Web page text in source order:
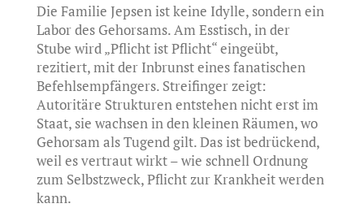
Die Familie Jepsen ist keine Idylle, sondern ein
Labor des Gehorsams. Am Esstisch, in der
Stube wird „Pflicht ist Pflicht“ eingeübt,
rezitiert, mit der Inbrunst eines fanatischen
Befehlsempfängers. Streifinger zeigt:
Autoritäre Strukturen entstehen nicht erst im
Staat, sie wachsen in den kleinen Räumen, wo
Gehorsam als Tugend gilt. Das ist bedrückend,
weil es vertraut wirkt – wie schnell Ordnung
zum Selbstzweck, Pflicht zur Krankheit werden
kann.